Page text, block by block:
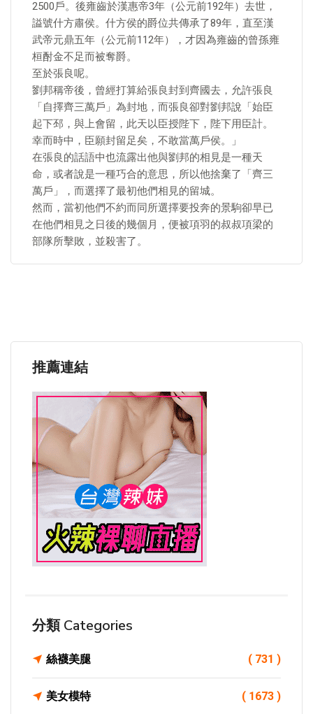
2500戶。後雍齒於漢惠帝3年（公元前192年）去世，
謚號什方肅侯。什方侯的爵位共傳承了89年，直至漢
武帝元鼎五年（公元前112年），才因為雍齒的曾孫雍
桓酎金不足而被奪爵。
至於張良呢。
劉邦稱帝後，曾經打算給張良封到齊國去，允許張良
「自擇齊三萬戶」為封地，而張良卻對劉邦說「始臣
起下邳，與上會留，此天以臣授陛下，陛下用臣計。
幸而時中，臣願封留足矣，不敢當萬戶侯。」
在張良的話語中也流露出他與劉邦的相見是一種天
命，或者說是一種巧合的意思，所以他捨棄了「齊三
萬戶」，而選擇了最初他們相見的留城。
然而，當初他們不約而同所選擇要投奔的景駒卻早已
在他們相見之日後的幾個月，便被項羽的叔叔項梁的
部隊所擊敗，並殺害了。
推薦連結
分類 Categories
絲襪美腿 ( 731 )
美女模特 ( 1673 )